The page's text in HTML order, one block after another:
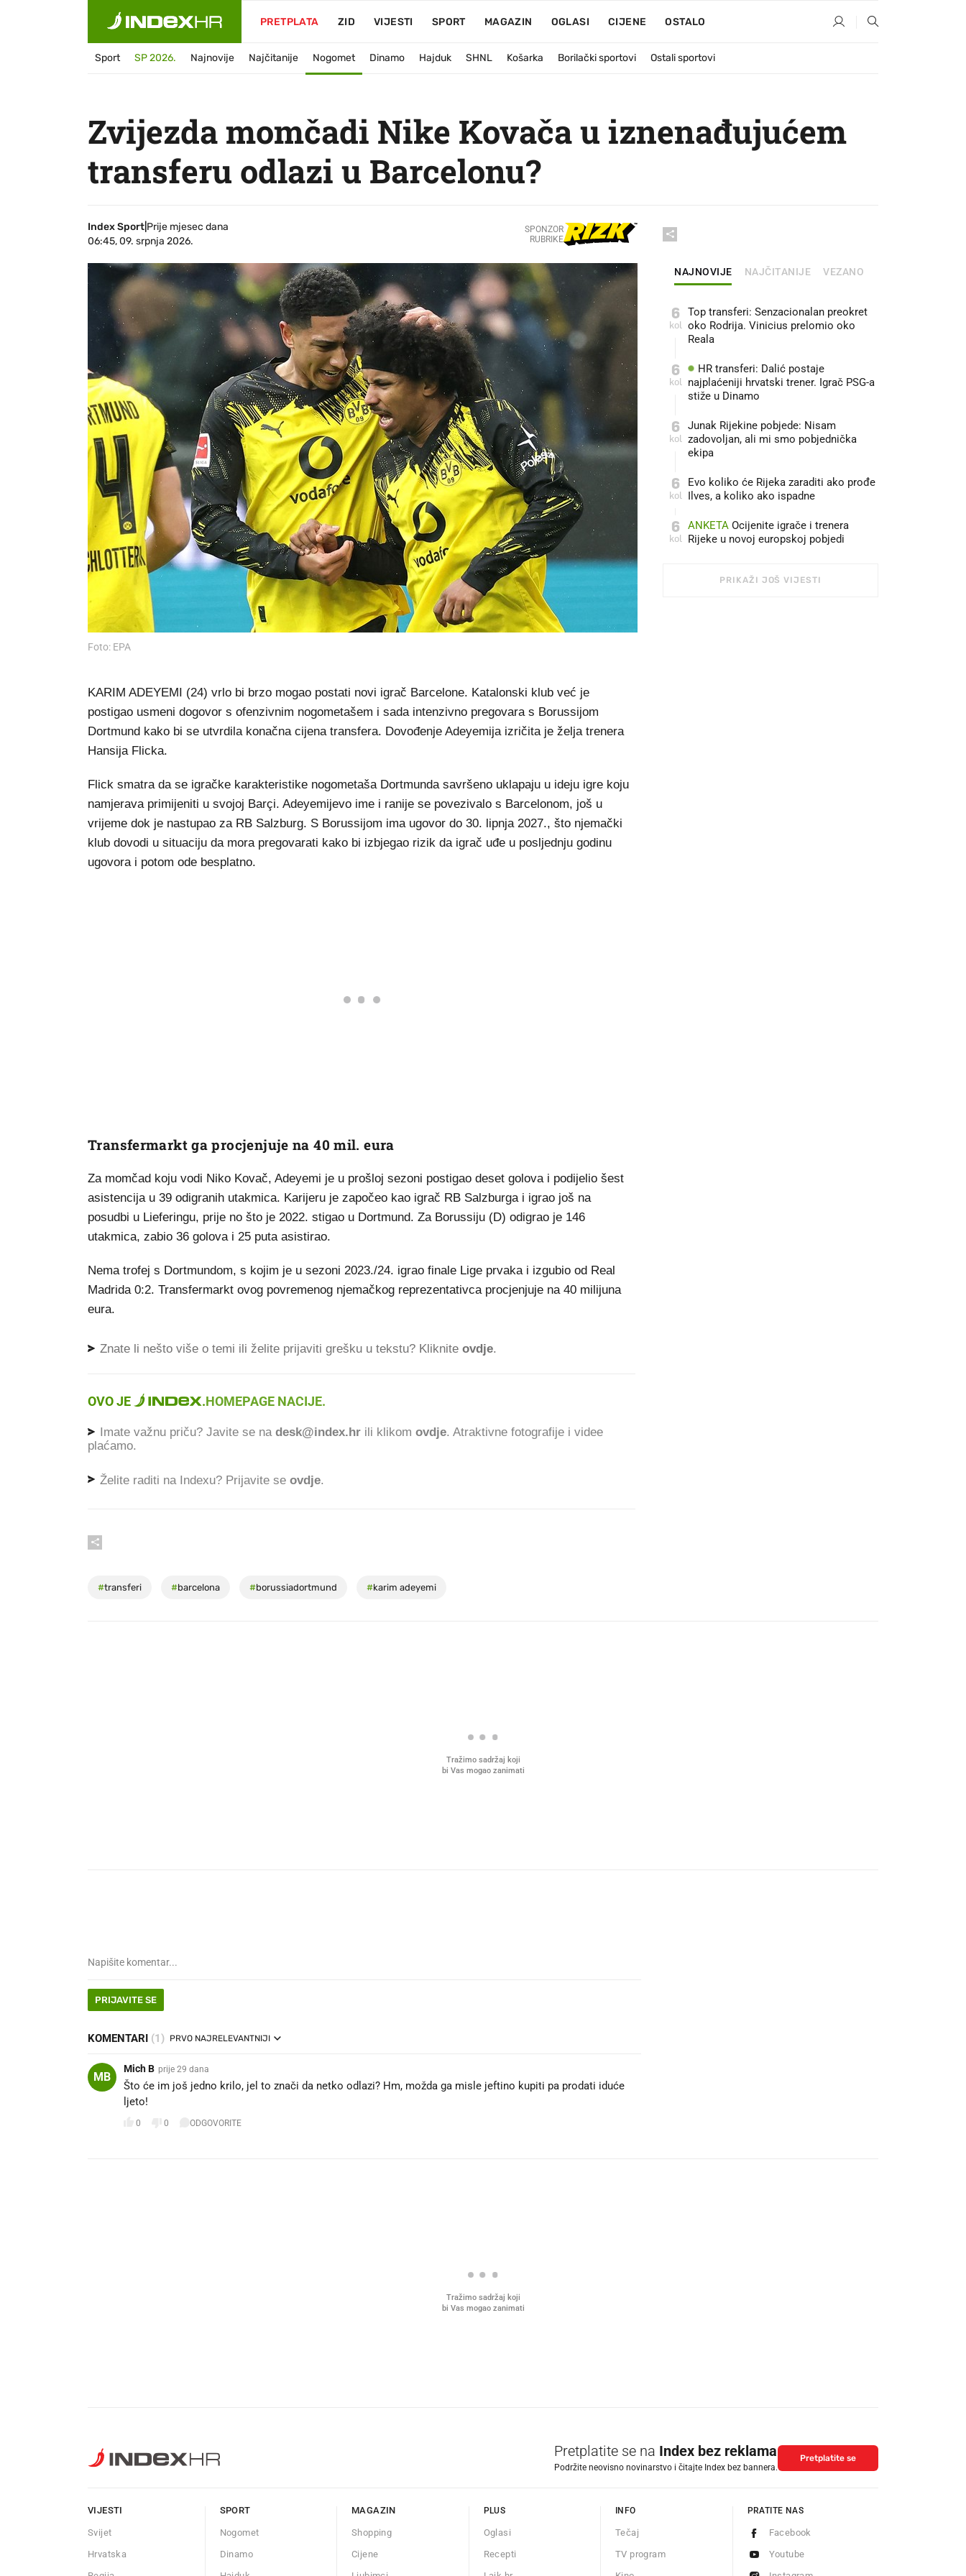
PRETPLATA ZID VIJESTI SPORT MAGAZIN OGLASI CIJENE OSTALO
Sport SP 2026. Najnovije Najčitanije Nogomet Dinamo Hajduk SHNL Košarka Borilački sportovi Ostali sportovi
Zvijezda momčadi Nike Kovača u iznenađujućem
transferu odlazi u Barcelonu?
Index Sport
Prije mjesec dana
06:45, 09. srpnja 2026.
SPONZOR
RUBRIKE
Foto: EPA
KARIM ADEYEMI (24) vrlo bi brzo mogao postati novi igrač Barcelone. Katalonski klub već je
postigao usmeni dogovor s ofenzivnim nogometašem i sada intenzivno pregovara s Borussijom
Dortmund kako bi se utvrdila konačna cijena transfera. Dovođenje Adeyemija izričita je želja trenera
Hansija Flicka.
Flick smatra da se igračke karakteristike nogometaša Dortmunda savršeno uklapaju u ideju igre koju
namjerava primijeniti u svojoj Barçi. Adeyemijevo ime i ranije se povezivalo s Barcelonom, još u
vrijeme dok je nastupao za RB Salzburg. S Borussijom ima ugovor do 30. lipnja 2027., što njemački
klub dovodi u situaciju da mora pregovarati kako bi izbjegao rizik da igrač uđe u posljednju godinu
ugovora i potom ode besplatno.
Transfermarkt ga procjenjuje na 40 mil. eura
Za momčad koju vodi Niko Kovač, Adeyemi je u prošloj sezoni postigao deset golova i podijelio šest
asistencija u 39 odigranih utakmica. Karijeru je započeo kao igrač RB Salzburga i igrao još na
posudbi u Lieferingu, prije no što je 2022. stigao u Dortmund. Za Borussiju (D) odigrao je 146
utakmica, zabio 36 golova i 25 puta asistirao.
Nema trofej s Dortmundom, s kojim je u sezoni 2023./24. igrao finale Lige prvaka i izgubio od Real
Madrida 0:2. Transfermarkt ovog povremenog njemačkog reprezentativca procjenjuje na 40 milijuna
eura.
Znate li nešto više o temi ili želite prijaviti grešku u tekstu? Kliknite ovdje.
OVO JE .HOMEPAGE NACIJE.
Imate važnu priču? Javite se na desk@index.hr ili klikom ovdje. Atraktivne fotografije i videe
plaćamo.
Želite raditi na Indexu? Prijavite se ovdje.
#transferi #barcelona #borussiadortmund #karim adeyemi
NAJNOVIJE NAJČITANIJE VEZANO
6
kol
Top transferi: Senzacionalan preokret
oko Rodrija. Vinicius prelomio oko
Reala
6
kol
HR transferi: Dalić postaje
najplaćeniji hrvatski trener. Igrač PSG-a
stiže u Dinamo
6
kol
Junak Rijekine pobjede: Nisam
zadovoljan, ali mi smo pobjednička
ekipa
6
kol
Evo koliko će Rijeka zaraditi ako prođe
Ilves, a koliko ako ispadne
6
kol
ANKETA Ocijenite igrače i trenera
Rijeke u novoj europskoj pobjedi
PRIKAŽI JOŠ VIJESTI
Tražimo sadržaj koji
bi Vas mogao zanimati
PRIJAVITE SE
KOMENTARI (1) PRVO NAJRELEVANTNIJI
MB
Mich B prije 29 dana
Što će im još jedno krilo, jel to znači da netko odlazi? Hm, možda ga misle jeftino kupiti pa prodati iduće
ljeto!
0 0 ODGOVORITE
Tražimo sadržaj koji
bi Vas mogao zanimati
Pretplatite se na Index bez reklama
Podržite neovisno novinarstvo i čitajte Index bez bannera.
Pretplatite se
VIJESTI
Svijet
Hrvatska
SPORT
Nogomet
Dinamo
MAGAZIN
Shopping
Cijene
PLUS
Oglasi
Recepti
INFO
Tečaj
TV program
PRATITE NAS
Facebook
Youtube